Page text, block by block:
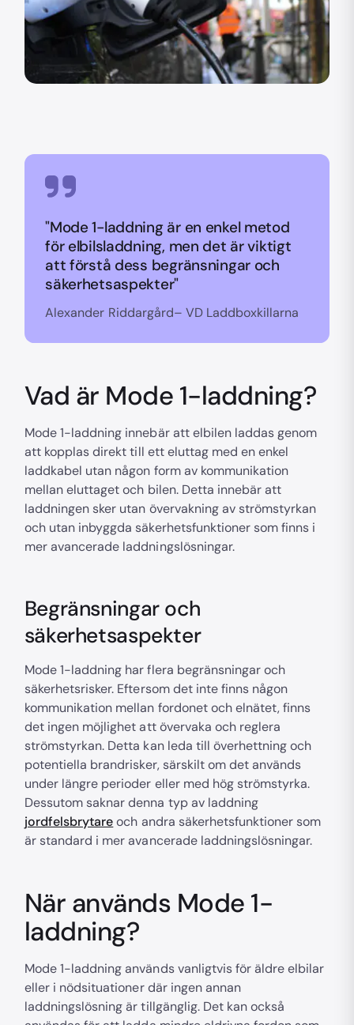
"Mode 1-laddning är en enkel metod
för elbilsladdning, men det är viktigt
att förstå dess begränsningar och
säkerhetsaspekter"
Alexander Riddargård– VD Laddboxkillarna
Vad är Mode 1-laddning?
Mode 1-laddning innebär att elbilen laddas genom
att kopplas direkt till ett eluttag med en enkel
laddkabel utan någon form av kommunikation
mellan eluttaget och bilen. Detta innebär att
laddningen sker utan övervakning av strömstyrkan
och utan inbyggda säkerhetsfunktioner som finns i
mer avancerade laddningslösningar.
Begränsningar och
säkerhetsaspekter
Mode 1-laddning har flera begränsningar och
säkerhetsrisker. Eftersom det inte finns någon
kommunikation mellan fordonet och elnätet, finns
det ingen möjlighet att övervaka och reglera
strömstyrkan. Detta kan leda till överhettning och
potentiella brandrisker, särskilt om det används
under längre perioder eller med hög strömstyrka.
Dessutom saknar denna typ av laddning
jordfelsbrytareoch andra säkerhetsfunktioner som
är standard i mer avancerade laddningslösningar.
När används Mode 1-
laddning?
Mode 1-laddning används vanligtvis för äldre elbilar
eller i nödsituationer där ingen annan
laddningslösning är tillgänglig. Det kan också